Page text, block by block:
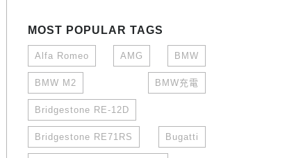
MOST POPULAR TAGS
Alfa Romeo AMG BMW
BMW M2 BMW充電
Bridgestone RE-12D
Bridgestone RE71RS Bugatti